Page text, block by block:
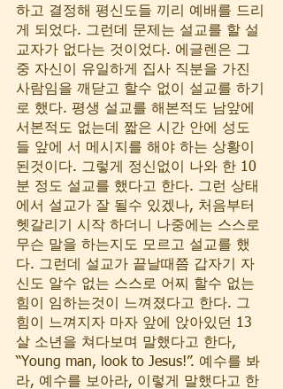
하고 결정해 평신도들 끼리 예배를 드리
게 되었다. 그런데 문제는 설교를 할 설
교자가 없다는 것이었다. 에글렌은 그
중 자신이 유일하게 집사 직분을 가진
사람임을 깨닫고 할수 없이 설교를 하기
로 했다. 평생 설교를 해본적도 남앞에
서본적도 없는데 짧은 시간 안에 성도
들 앞에 서 메시지를 해야 하는 상황이
된것이다. 그렇게 정신없이 나와 한 10
분 정도 설교를 했다고 한다. 그런 상태
에서 설교가 잘 될수 있겠나, 처음부터
헷갈리기 시작 하더니 나중에는 스스로
무슨 말을 하는지도 모르고 설교를 했
다. 그런데 설교가 끝날때쯤 갑자기 자
신도 알수 없는 스스로 어찌 할수 없는
힘이 임하는것이 느껴졌다고 한다. 그
힘이 느껴지자 마자 앞에 앉아있던 13
살 소년을 쳐다보며 말했다고 한다,
“Young man, look to Jesus!”. 예수를 봐
라, 예수를 보아라, 이렇게 말했다고 한